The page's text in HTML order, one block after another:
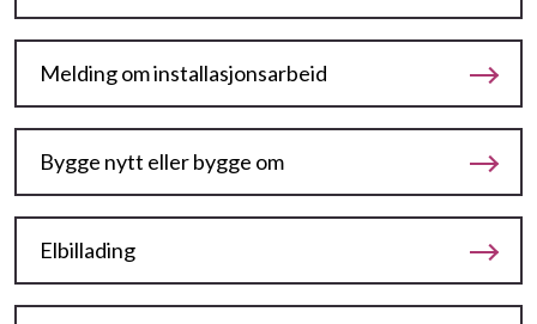
Melding om installasjonsarbeid
Bygge nytt eller bygge om
Elbillading